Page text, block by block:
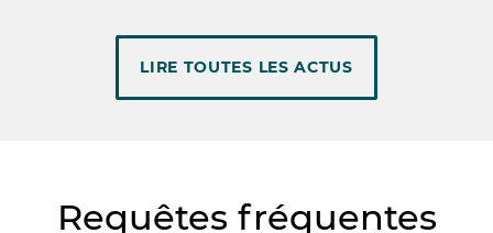
LIRE TOUTES LES ACTUS
Requêtes fréquentes